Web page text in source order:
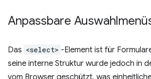
Anpassbare
Das <select> -Element ist für
seine interne Struktur wurde jedoch in
vom Browser geschützt, was